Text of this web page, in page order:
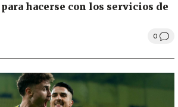
hacerse con los servicios de
0